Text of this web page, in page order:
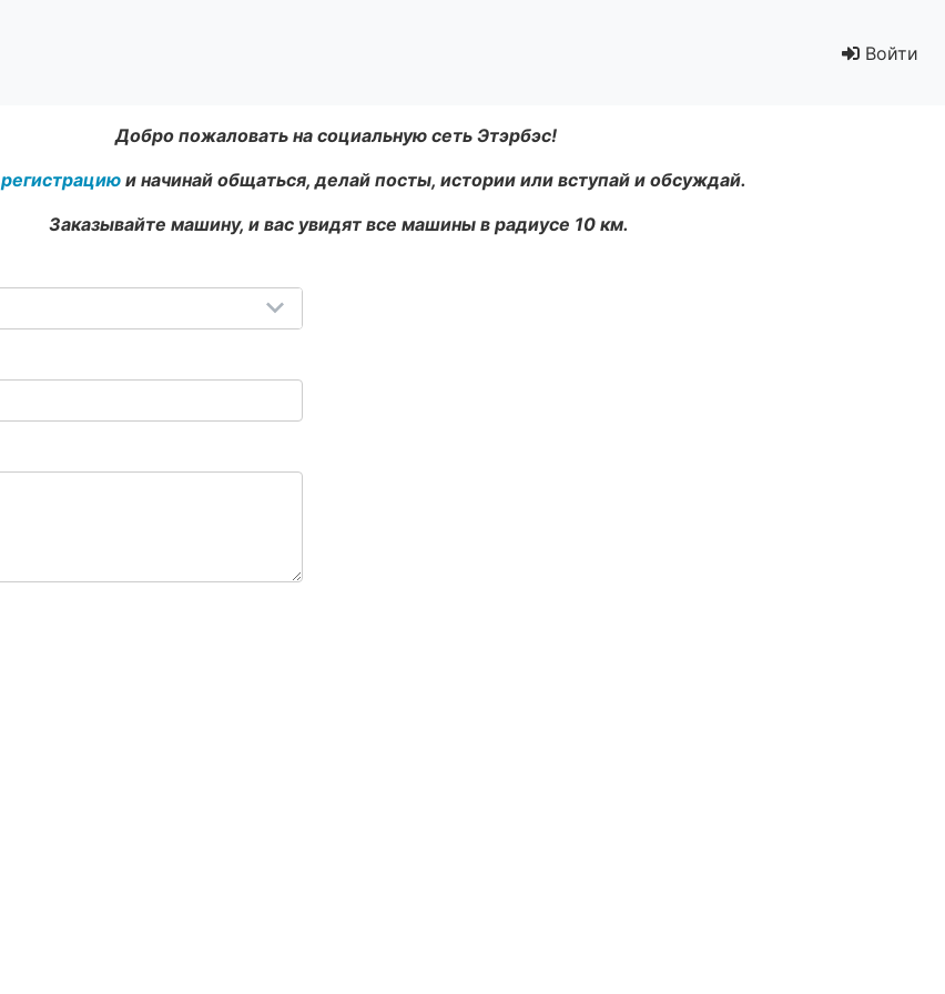
Войти
Добро пожаловать на социальную сеть Этэрбэс!
регистрацию и начинай общаться, делай посты, истории или вступай и обсуждай.
Заказывайте машину, и вас увидят все машины в радиусе 10 км.